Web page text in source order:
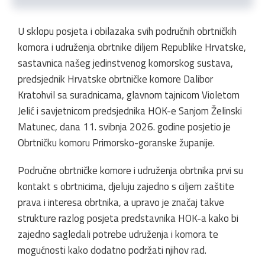
U sklopu posjeta i obilazaka svih područnih obrtničkih
komora i udruženja obrtnike diljem Republike Hrvatske,
sastavnica našeg jedinstvenog komorskog sustava,
predsjednik Hrvatske obrtničke komore Dalibor
Kratohvil sa suradnicama, glavnom tajnicom Violetom
Jelić i savjetnicom predsjednika HOK-e Sanjom Želinski
Matunec, dana 11. svibnja 2026. godine posjetio je
Obrtničku komoru Primorsko-goranske županije.
Područne obrtničke komore i udruženja obrtnika prvi su
kontakt s obrtnicima, djeluju zajedno s ciljem zaštite
prava i interesa obrtnika, a upravo je značaj takve
strukture razlog posjeta predstavnika HOK-a kako bi
zajedno sagledali potrebe udruženja i komora te
mogućnosti kako dodatno podržati njihov rad.